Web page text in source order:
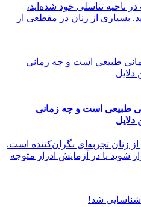
ناحیه تناسلی خود شده‌اید،
بسیاری از زنان در مقطعی از
طبیعی است و چه زمانی
زنان تجربه‌ای نگران‌کننده است.
شوید یا در آزمایش ادرار متوجه